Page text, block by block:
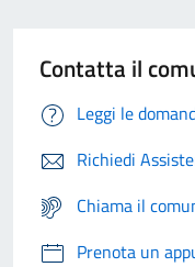
Contatta il
Leggi le
Richiedi
Chiama il
Prenota un